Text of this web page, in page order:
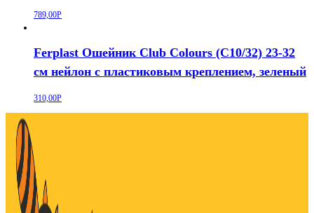
789,00Р
Ferplast Ошейник Club Colours (C10/32) 23-32
см нейлон с пластиковым креплением, зеленый
310,00Р